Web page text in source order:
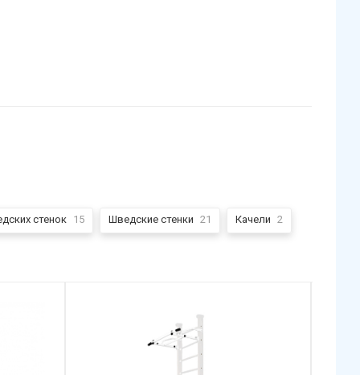
стенок 15 Шведские стенки 21 Качели 2